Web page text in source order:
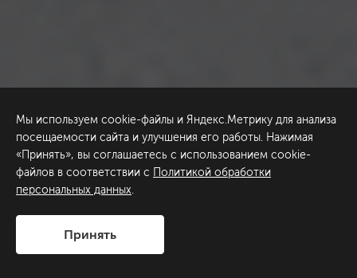
Мы используем cookie-файлы и Яндекс.Метрику для анализа
посещаемости сайта и улучшения его работы. Нажимая
«Принять», вы соглашаетесь с использованием cookie-
файлов в соответствии с Политикой обработки
персональных данных.
Принять